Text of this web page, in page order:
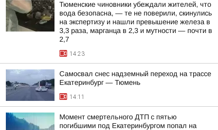
Тюменские чиновники убеждали жителей, что
вода безопасна, — те не поверили, скинулись
на экспертизу и нашли превышение железа в
3,3 раза, марганца в 2,3 и мутности — почти в
2,7
14:23
Самосвал снес надземный переход на трассе
Екатеринбург — Тюмень
14:11
Момент смертельного ДТП с пятью
погибшими под Екатеринбургом попал на